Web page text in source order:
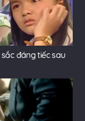
đáng tiếc sau